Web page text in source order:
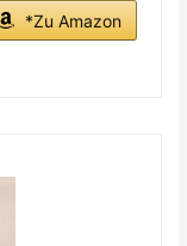
*Zu Amazon